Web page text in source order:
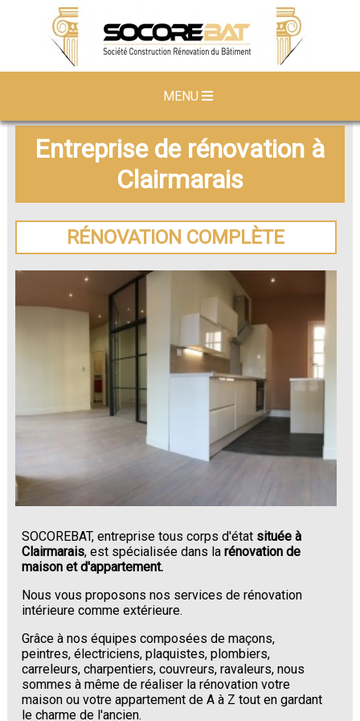
MENU
Entreprise de rénovation à
Clairmarais
RÉNOVATION COMPLÈTE
SOCOREBAT, entreprise tous corps d'état située à
Clairmarais, est spécialisée dans larénovation de
maison et d'appartement.
Nous vous proposons nos services de rénovation
intérieure comme extérieure.
Grâce à nos équipes composées de maçons,
peintres, électriciens, plaquistes, plombiers,
carreleurs, charpentiers, couvreurs, ravaleurs, nous
sommes à même de réaliser la rénovation votre
maison ou votre appartement de A à Z tout en gardant
le charme de l'ancien.